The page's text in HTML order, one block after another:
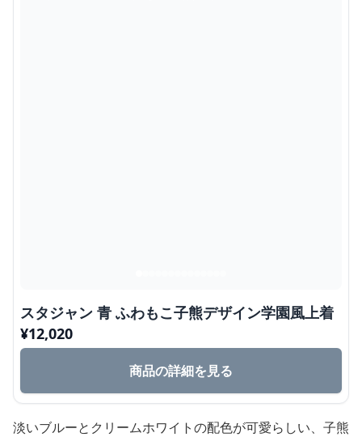
スタジャン 青 ふわもこ子熊デザイン学園風上着
¥12,020
商品の詳細を見る
淡いブルーとクリームホワイトの配色が可愛らしい、子熊